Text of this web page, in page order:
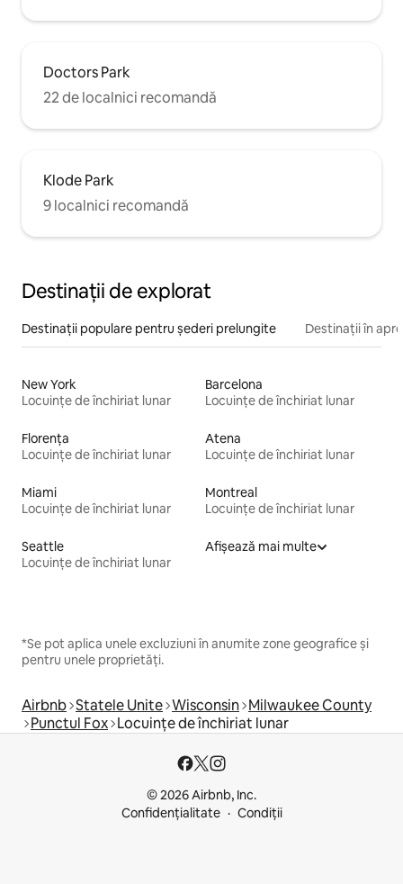
Doctors Park
22 de localnici recomandă
Klode Park
9 localnici recomandă
Destinații de explorat
Destinații populare pentru șederi prelungite Destinații în
New York
Locuințe de închiriat lunar
Barcelona
Locuințe de închiriat lunar
Florența
Locuințe de închiriat lunar
Atena
Locuințe de închiriat lunar
Miami
Locuințe de închiriat lunar
Montreal
Locuințe de închiriat lunar
Seattle
Locuințe de închiriat lunar
Afișează mai multe
*Se pot aplica unele excluziuni în anumite zone geografice și
pentru unele proprietăți.
Airbnb Statele Unite Wisconsin Milwaukee County
Punctul Fox Locuințe de închiriat lunar
© 2026 Airbnb, Inc.
Confidențialitate
Condiții